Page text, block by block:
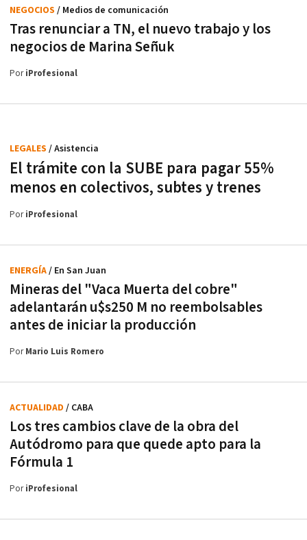
Tras renunciar a TN, el nuevo trabajo y los
negocios de Marina Señuk
NEGOCIOS / Medios de comunicación
PoriProfesional
El trámite con la SUBE para pagar 55%
menos en colectivos, subtes y trenes
LEGALES / Asistencia
PoriProfesional
Mineras del "Vaca Muerta del cobre"
adelantarán u$s250 M no reembolsables
antes de iniciar la producción
ENERGÍA/ En San Juan
PorMario Luis Romero
Los tres cambios clave de la obra del
Autódromo para que quede apto para la
Fórmula 1
ACTUALIDAD / CABA
PoriProfesional